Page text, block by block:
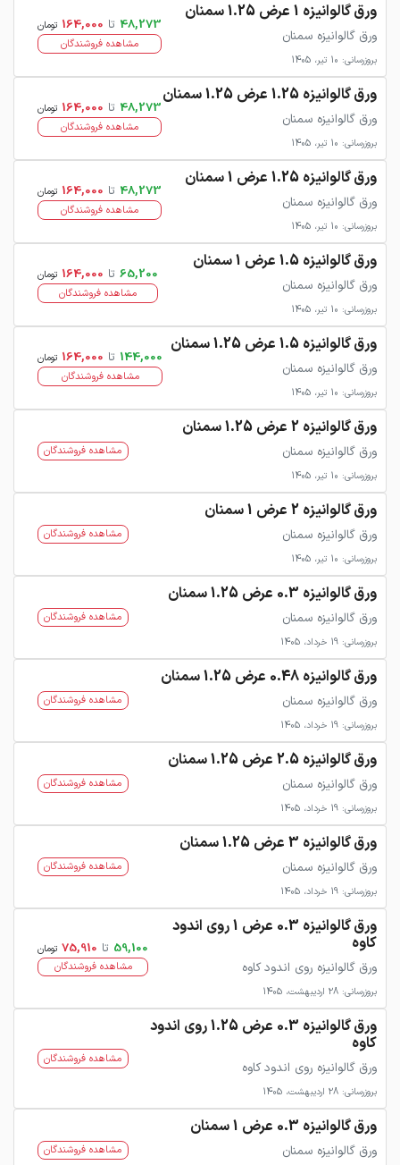
ورق گالوانیزه 1 عرض 1.25 سمنان
ورق گالوانیزه سمنان
بروزرسانی: 10 تیر، 1405
48,273 تا 164,000 تومان
مشاهده فروشندگان
ورق گالوانیزه 1.25 عرض 1.25 سمنان
ورق گالوانیزه سمنان
بروزرسانی: 10 تیر، 1405
48,273 تا 164,000 تومان
مشاهده فروشندگان
ورق گالوانیزه 1.25 عرض 1 سمنان
ورق گالوانیزه سمنان
بروزرسانی: 10 تیر، 1405
48,273 تا 164,000 تومان
مشاهده فروشندگان
ورق گالوانیزه 1.5 عرض 1 سمنان
ورق گالوانیزه سمنان
بروزرسانی: 10 تیر، 1405
65,200 تا 164,000 تومان
مشاهده فروشندگان
ورق گالوانیزه 1.5 عرض 1.25 سمنان
ورق گالوانیزه سمنان
بروزرسانی: 10 تیر، 1405
144,000 تا 164,000 تومان
مشاهده فروشندگان
ورق گالوانیزه 2 عرض 1.25 سمنان
ورق گالوانیزه سمنان
بروزرسانی: 10 تیر، 1405
مشاهده فروشندگان
ورق گالوانیزه 2 عرض 1 سمنان
ورق گالوانیزه سمنان
بروزرسانی: 10 تیر، 1405
مشاهده فروشندگان
ورق گالوانیزه 0.3 عرض 1.25 سمنان
ورق گالوانیزه سمنان
بروزرسانی: 19 خرداد، 1405
مشاهده فروشندگان
ورق گالوانیزه 0.48 عرض 1.25 سمنان
ورق گالوانیزه سمنان
بروزرسانی: 19 خرداد، 1405
مشاهده فروشندگان
ورق گالوانیزه 2.5 عرض 1.25 سمنان
ورق گالوانیزه سمنان
بروزرسانی: 19 خرداد، 1405
مشاهده فروشندگان
ورق گالوانیزه 3 عرض 1.25 سمنان
ورق گالوانیزه سمنان
بروزرسانی: 19 خرداد، 1405
مشاهده فروشندگان
ورق گالوانیزه 0.3 عرض 1 روی اندود
کاوه
ورق گالوانیزه روی اندود کاوه
بروزرسانی: 28 اردیبهشت، 1405
59,100 تا 75,910 تومان
مشاهده فروشندگان
ورق گالوانیزه 0.3 عرض 1.25 روی اندود
کاوه
ورق گالوانیزه روی اندود کاوه
بروزرسانی: 28 اردیبهشت، 1405
مشاهده فروشندگان
ورق گالوانیزه 0.3 عرض 1 سمنان
ورق گالوانیزه سمنان مشاهده فروشندگان